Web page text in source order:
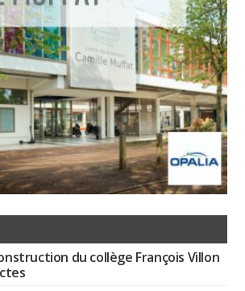
du collège François Villon